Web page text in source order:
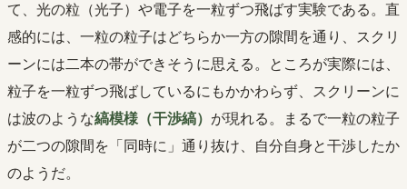
て、光の粒（光子）や電子を一粒ずつ飛ばす実験である。直
感的には、一粒の粒子はどちらか一方の隙間を通り、スクリ
ーンには二本の帯ができそうに思える。ところが実際には、
粒子を一粒ずつ飛ばしているにもかかわらず、スクリーンに
は波のような縞模様（干渉縞） が現れる。まるで一粒の粒子
が二つの隙間を「同時に」通り抜け、自分自身と干渉したか
のようだ。